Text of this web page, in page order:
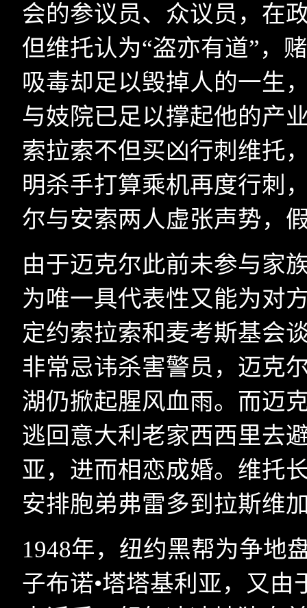
会的参议员、众议员，在
但维托认为“盗亦有道”，
吸毒却足以毁掉人的一生
与妓院已足以撑起他的产
索拉索不但买凶行刺维托
明杀手打算乘机再度行刺
尔与安索两人虚张声势，
由于迈克尔此前未参与家
为唯一具代表性又能为对
定约索拉索和麦考斯基会
非常忌讳杀害警员，迈克
湖仍掀起腥风血雨。而迈
逃回意大利老家西西里去
亚，进而相恋成婚。维托
安排胞弟弗雷多到拉斯维
1948年，纽约黑帮为争地
子布诺•塔塔基利亚，又